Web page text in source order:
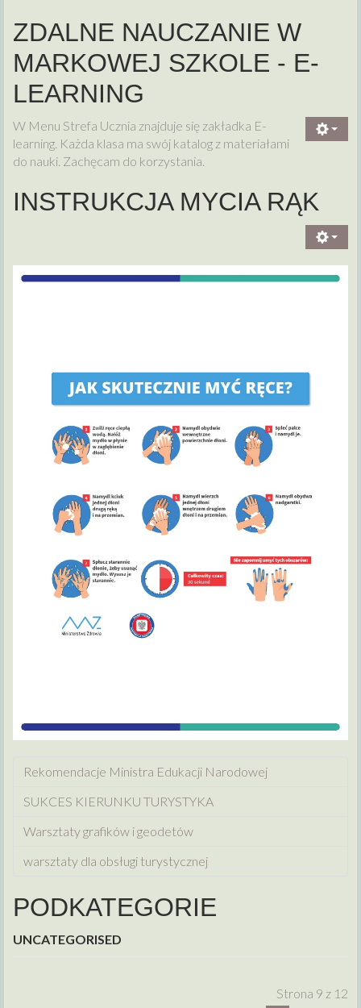
ZDALNE NAUCZANIE W
MARKOWEJ SZKOLE - E-
LEARNING
W Menu Strefa Ucznia znajduje się zakładka E-
learning. Każda klasa ma swój katalog z materiałami
do nauki. Zachęcam do korzystania.
INSTRUKCJA MYCIA RĄK
Rekomendacje Ministra Edukacji Narodowej
SUKCES KIERUNKU TURYSTYKA
Warsztaty grafików i geodetów
warsztaty dla obsługi turystycznej
PODKATEGORIE
UNCATEGORISED
Strona 9 z 12